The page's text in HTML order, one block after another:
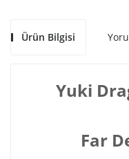
Ürün Bilgisi
Yuki
Far